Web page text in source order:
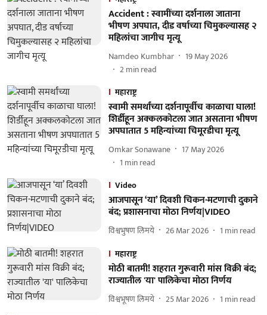
Accident : स्वामींच्या दर्शनाला जाताना
भीषण अपघात, दीड वर्षाच्या चिमुकल्यासह २
महिलांचा जागीच मृत्यू
Namdeo Kumbhar
19 May 2026
2min read
महाराष्ट्र
स्वामी समर्थांच्या दर्शनापूर्वीच काळाचा घाला!
शिर्डीहून अक्कलकोटला जात असताना भीषण
अपघातात 5 महिन्यांच्या चिमूरडीचा मृत्यू
Omkar Sonawane
17 May 2026
1 min read
Video
आजपासून ‘या’ दिवशी चिकन-मटणाची दुकाने
बंद; प्रशासनाचा मोठा निर्णय|VIDEO
विश्वभुषण लिमये 26 Mar 2026 1 min read
महाराष्ट्र
मोठी बातमी! शहरात गुरूवारी मांस विक्री बंद;
राज्यातील 'या' पालिकेचा मोठा निर्णय
विश्वभूषण लिमये 25 Mar 2026 1 min read